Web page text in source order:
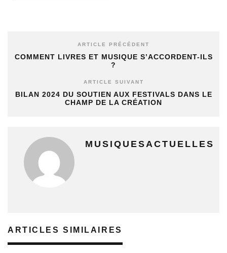
ARTICLE PRÉCÉDENT
COMMENT LIVRES ET MUSIQUE S’ACCORDENT-ILS
?
ARTICLE SUIVANT
BILAN 2024 DU SOUTIEN AUX FESTIVALS DANS LE
CHAMP DE LA CRÉATION
MUSIQUESACTUELLES
ARTICLES SIMILAIRES